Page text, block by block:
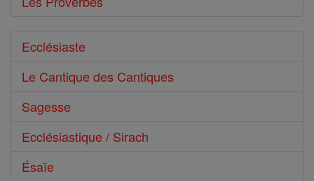
Ecclésiaste
Le Cantique des Cantiques
Sagesse
Ecclésiastique / Sirach
Ésaïe